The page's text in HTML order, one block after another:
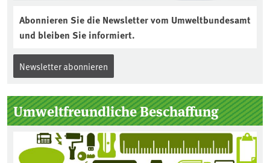
Abonnieren Sie die Newsletter vom Umweltbundesamt
und bleiben Sie informiert.
Newsletter abonnieren
Umweltfreundliche Beschaffung